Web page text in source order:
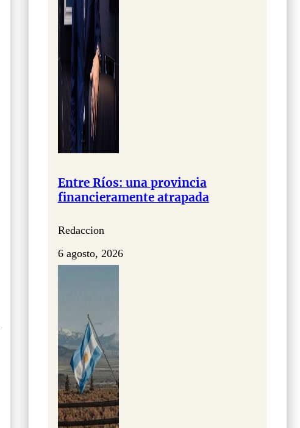
Entre Ríos: una provincia
financieramente atrapada
Redaccion
6 agosto, 2026